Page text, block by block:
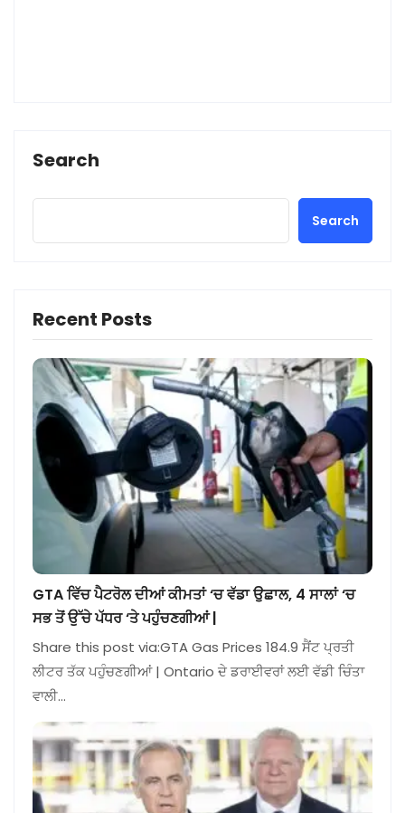
Search
Search
Recent Posts
GTA ਵਿੱਚ ਪੈਟਰੋਲ ਦੀਆਂ ਕੀਮਤਾਂ ‘ਚ ਵੱਡਾ ਉਛਾਲ, 4 ਸਾਲਾਂ ‘ਚ
ਸਭ ਤੋਂ ਉੱਚੇ ਪੱਧਰ ‘ਤੇ ਪਹੁੰਚਣਗੀਆਂ |
Share this post via:GTA Gas Prices 184.9 ਸੈਂਟ ਪ੍ਰਤੀ
ਲੀਟਰ ਤੱਕ ਪਹੁੰਚਣਗੀਆਂ | Ontario ਦੇ ਡਰਾਈਵਰਾਂ ਲਈ ਵੱਡੀ ਚਿੰਤਾ
ਵਾਲੀ…